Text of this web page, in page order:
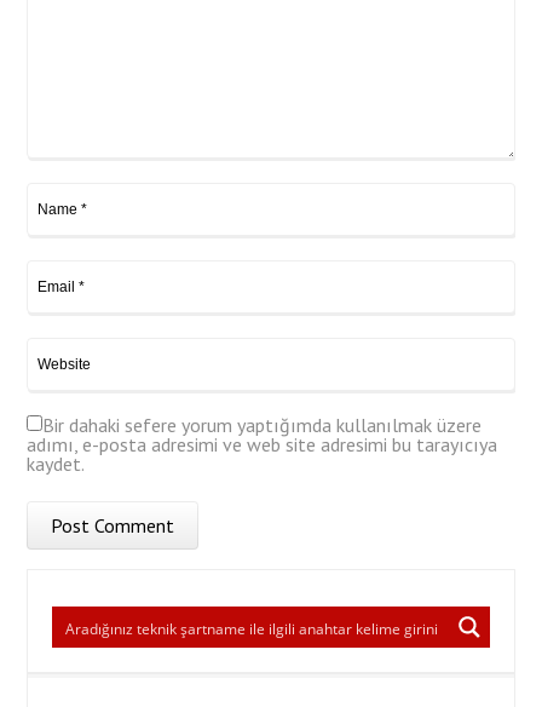
Bir dahaki sefere yorum yaptığımda kullanılmak üzere
adımı, e-posta adresimi ve web site adresimi bu tarayıcıya
kaydet.